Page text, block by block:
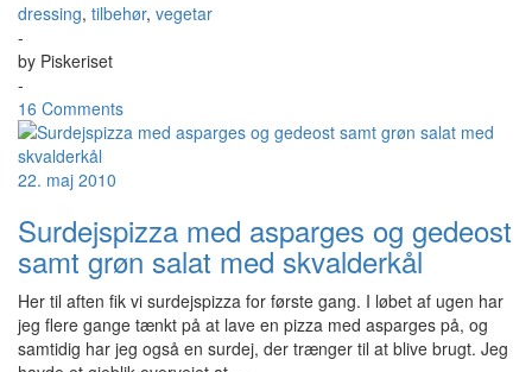
dressing, tilbehør, vegetar
-
by Piskeriset
-
16 Comments
22. maj 2010
Surdejspizza med asparges og gedeost
samt grøn salat med skvalderkål
Her til aften fik vi surdejspizza for første gang. I løbet af ugen har
jeg flere gange tænkt på at lave en pizza med asparges på, og
samtidig har jeg også en surdej, der trænger til at blive brugt. Jeg